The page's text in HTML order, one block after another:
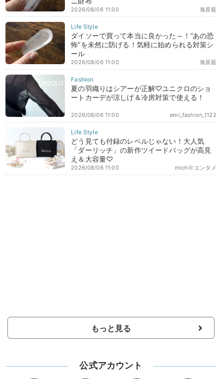
海原藍
2026/08/06 11:00
ダイソーで買って本当に良かった～！“あの恐
怖”を未然に防げる！気軽に始められる対策シ
ール
海原藍
2026/08/06 11:00
夏の羽織りはシアーが正解♡ユニクロのショ
ートカーデが涼しげ＆冷房対策で使える！
emi_fashion_1122
2026/08/06 11:00
どう見ても付録のレベルじゃない！大人気
「ダーリッチ」の新作ツイードバッグが高見
え＆大容量♡
michill エンタメ
2026/08/06 11:00
もっと見る
公式アカウント